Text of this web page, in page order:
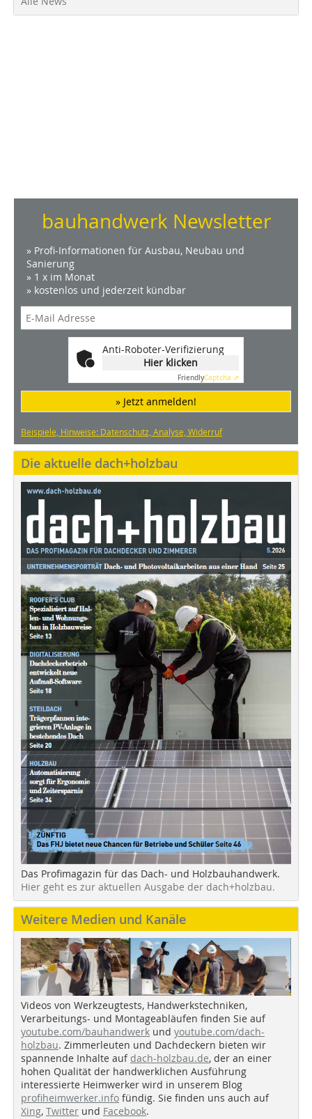
bauhandwerk Newsletter
» Profi-Informationen für Ausbau, Neubau und
Sanierung
» 1 x im Monat
» kostenlos und jederzeit kündbar
Anti-Roboter-Verifizierung
Hier klicken
FriendlyCaptcha ⇗
» Jetzt anmelden!
Beispiele, Hinweise: Datenschutz, Analyse, Widerruf
Die aktuelle dach+holzbau
Das Profimagazin für das Dach- und Holzbauhandwerk.
Hier geht es zur aktuellen Ausgabe der dach+holzbau.
Weitere Medien und Kanäle
Videos von Werkzeugtests, Handwerkstechniken,
Verarbeitungs- und Montageabläufen finden Sie auf
youtube.com/bauhandwerk und youtube.com/dach-
holzbau. Zimmerleuten und Dachdeckern bieten wir
spannende Inhalte auf dach-holzbau.de, der an einer
hohen Qualität der handwerklichen Ausführung
interessierte Heimwerker wird in unserem Blog
profiheimwerker.info fündig. Sie finden uns auch auf
Xing, Twitter und Facebook.